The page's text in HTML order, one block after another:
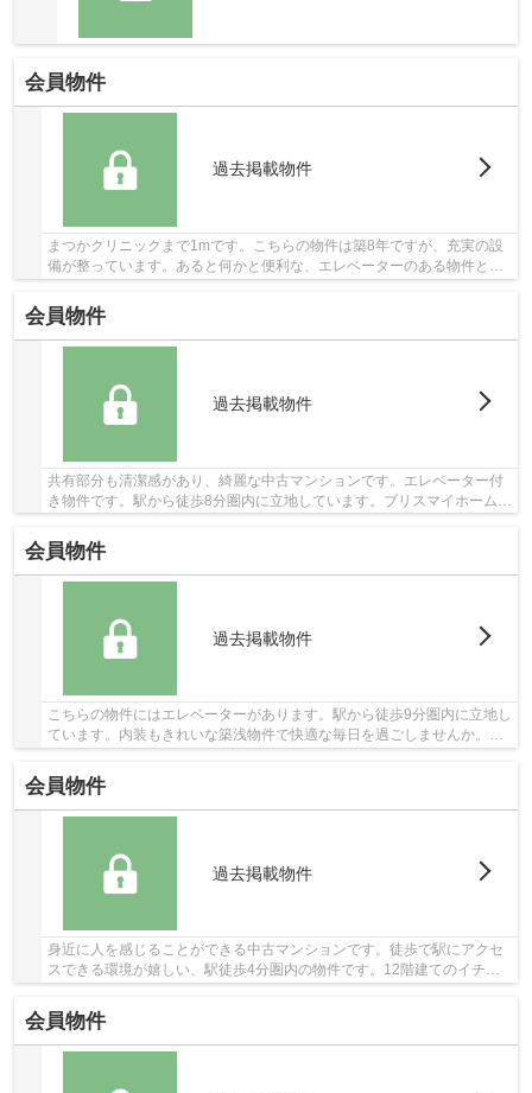
会員物件
過去掲載物件
まつかクリニックまで1mです。こちらの物件は築8年ですが、充実の設
備が整っています。あると何かと便利な、エレベーターのある物件とな
っています。コストも抑えることができる中古マ...
会員物件
過去掲載物件
共有部分も清潔感があり、綺麗な中古マンションです。エレベーター付
き物件です。駅から徒歩8分圏内に立地しています。ブリスマイホームは
会員物件
過去掲載物件
こちらの物件にはエレベーターがあります。駅から徒歩9分圏内に立地し
ています。内装もきれいな築浅物件で快適な毎日を過ごしませんか。快
会員物件
過去掲載物件
身近に人を感じることができる中古マンションです。徒歩で駅にアクセ
スできる環境が嬉しい、駅徒歩4分圏内の物件です。12階建てのイチオ
会員物件